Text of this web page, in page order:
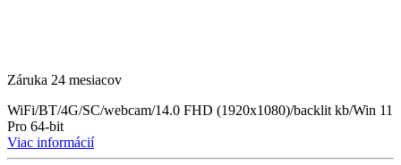
Záruka 24 mesiacov
WiFi/BT/4G/SC/webcam/14.0 FHD (1920x1080)/backlit kb/Win 11
Pro 64-bit
Viac informácií